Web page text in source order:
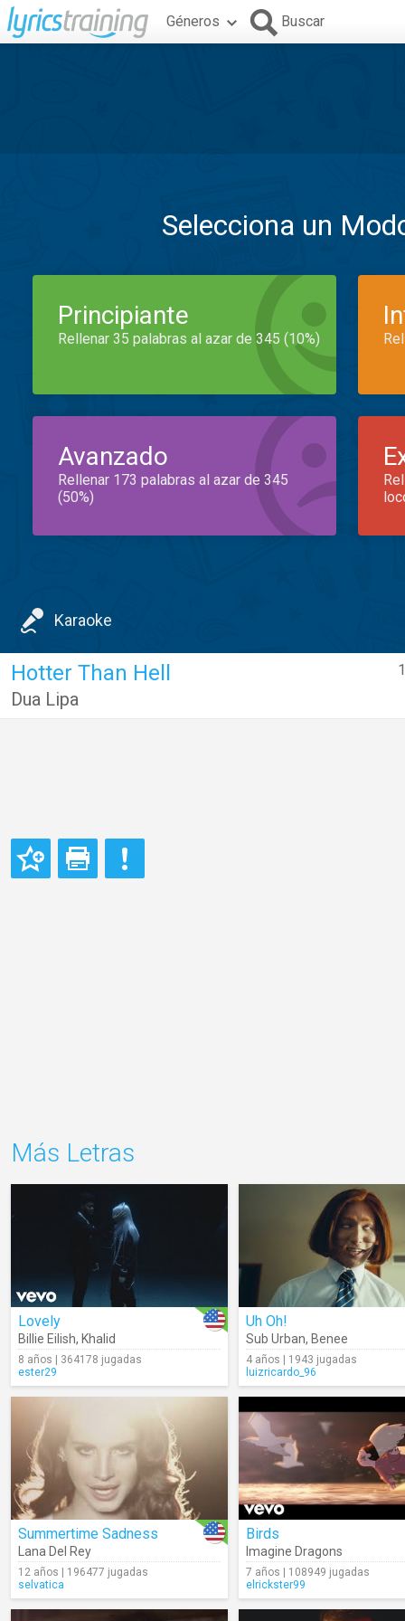
Géneros Buscar
Selecciona un
Principiante
Rellenar 35 palabras al azar de 345 (10%)
Avanzado
Rellenar 173 palabras al azar de 345
(50%)
Karaoke
Hotter Than Hell
Dua Lipa
Más Letras
Lovely
Billie Eilish, Khalid
8 años | 364178 jugadas
ester29
Uh Oh!
Sub Urban, Benee
4 años | 1943 jugadas
luizricardo_96
Summertime Sadness
Lana Del Rey
12 años | 196477 jugadas
selvatica
Birds
Imagine Dragons
7 años | 108949 jugadas
elrickster99